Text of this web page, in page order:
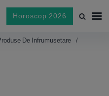
Horoscop 2026
De Infrumusetare